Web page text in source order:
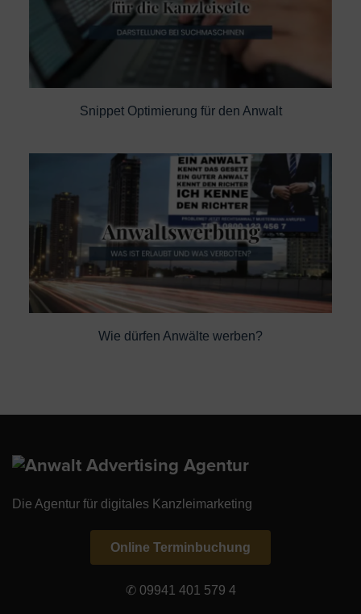
Snippet Optimierung für den Anwalt
Wie dürfen Anwälte werben?
Die Agentur für digitales Kanzleimarketing
Online Terminbuchung
✆ 09941 401 579 4